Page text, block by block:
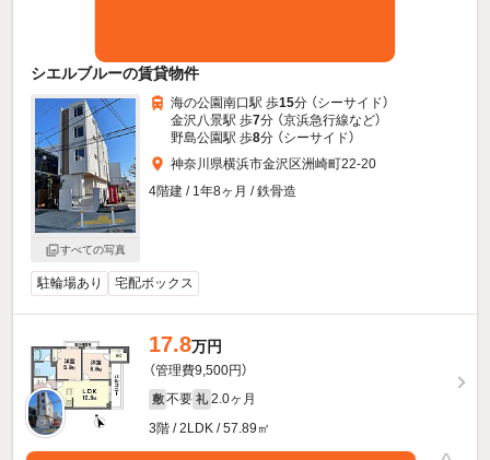
シエルブルーの賃貸物件
すべての写真
海の公園南口駅 歩15分 （シーサイド）
金沢八景駅 歩7分 （京浜急行線など）
野島公園駅 歩8分 （シーサイド）
神奈川県横浜市金沢区洲崎町22-20
4階建 / 1年8ヶ月 / 鉄骨造
駐輪場あり 宅配ボックス
17.8万円
（管理費9,500円）
敷 不要 礼 2.0ヶ月
3階 / 2LDK / 57.89㎡